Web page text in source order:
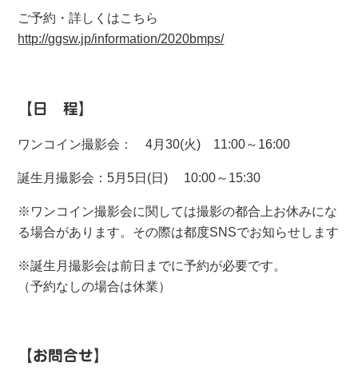
ご予約・詳しくはこちら
http://ggsw.jp/information/2020bmps/
【日 程】
ワンコイン撮影会： 4月30(火) 11:00～16:00
誕生月撮影会：5月5日(日) 10:00～15:30
※ワンコイン撮影会に関しては撮影の都合上お休みにな
る場合があります。その際は都度SNSでお知らせします
※誕生月撮影会は前日までに予約が必要です。
（予約なしの場合は休業）
【お問合せ】